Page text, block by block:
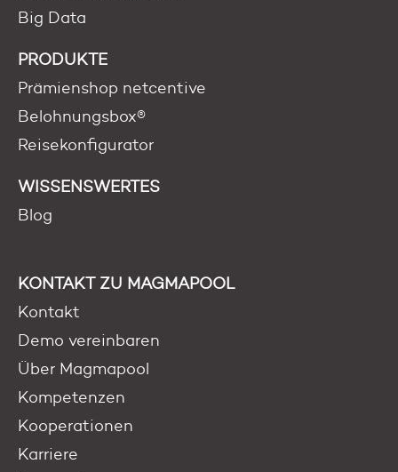
Big Data
PRODUKTE
Prämienshop netcentive
Belohnungsbox®
Reisekonfigurator
WISSENSWERTES
Blog
KONTAKT ZU MAGMAPOOL
Kontakt
Demo vereinbaren
Über Magmapool
Kompetenzen
Kooperationen
Karriere